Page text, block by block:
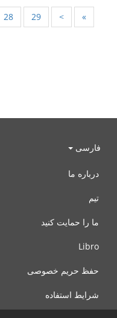
28 29 > »
فارسی
درباره ما
تیم
ما را حمایت کنید
Libro
حفظ حریم خصوصی
شرایط استفاده